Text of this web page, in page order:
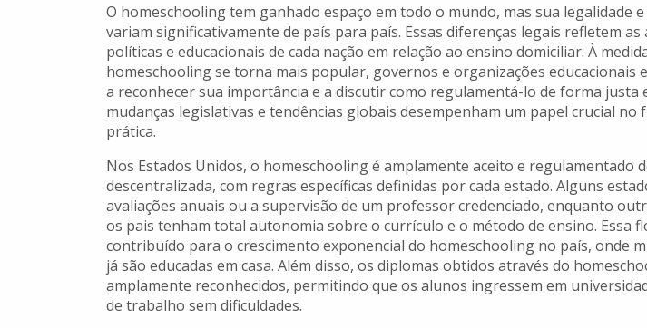
O homeschooling tem ganhado espaço em todo o mundo, mas sua legalidade
variam significativamente de país para país. Essas diferenças legais refletem
políticas e educacionais de cada nação em relação ao ensino domiciliar. À
homeschooling se torna mais popular, governos e organizações educacionais
a reconhecer sua importância e a discutir como regulamentá-lo de forma justa
mudanças legislativas e tendências globais desempenham um papel crucial no
prática.
Nos Estados Unidos, o homeschooling é amplamente aceito e regulamentado
descentralizada, com regras específicas definidas por cada estado. Alguns
avaliações anuais ou a supervisão de um professor credenciado, enquanto
os pais tenham total autonomia sobre o currículo e o método de ensino. Essa
contribuído para o crescimento exponencial do homeschooling no país, onde
já são educadas em casa. Além disso, os diplomas obtidos através do
amplamente reconhecidos, permitindo que os alunos ingressem em
de trabalho sem dificuldades.